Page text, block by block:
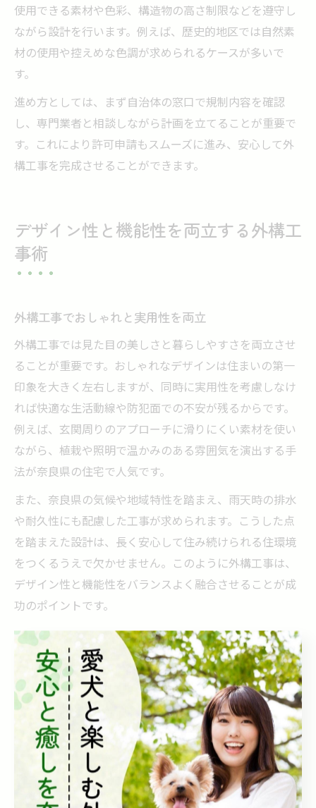
使用できる素材や色彩、構造物の高さ制限などを遵守し
ながら設計を行います。例えば、歴史的地区では自然素
材の使用や控えめな色調が求められるケースが多いで
す。
進め方としては、まず自治体の窓口で規制内容を確認
し、専門業者と相談しながら計画を立てることが重要で
す。これにより許可申請もスムーズに進み、安心して外
構工事を完成させることができます。
デザイン性と機能性を両立する外構工
事術
外構工事でおしゃれと実用性を両立
外構工事では見た目の美しさと暮らしやすさを両立させ
ることが重要です。おしゃれなデザインは住まいの第一
印象を大きく左右しますが、同時に実用性を考慮しなけ
れば快適な生活動線や防犯面での不安が残るからです。
例えば、玄関周りのアプローチに滑りにくい素材を使い
ながら、植栽や照明で温かみのある雰囲気を演出する手
法が奈良県の住宅で人気です。
また、奈良県の気候や地域特性を踏まえ、雨天時の排水
や耐久性にも配慮した工事が求められます。こうした点
を踏まえた設計は、長く安心して住み続けられる住環境
をつくるうえで欠かせません。このように外構工事は、
デザイン性と機能性をバランスよく融合させることが成
功のポイントです。
奈良県で注目の外構工事最新トレンド
奈良県の外構工事では、地域の歴史や自然景観に調和し
たデザインが近年注目されています。例えば、伝統的な
和風の要素を取り入れつつも、モダンで洗練された素材
を組み合わせるスタイルが人気です。これにより、周囲
の景観を壊さずに現代的な暮らしやすさを実現していま